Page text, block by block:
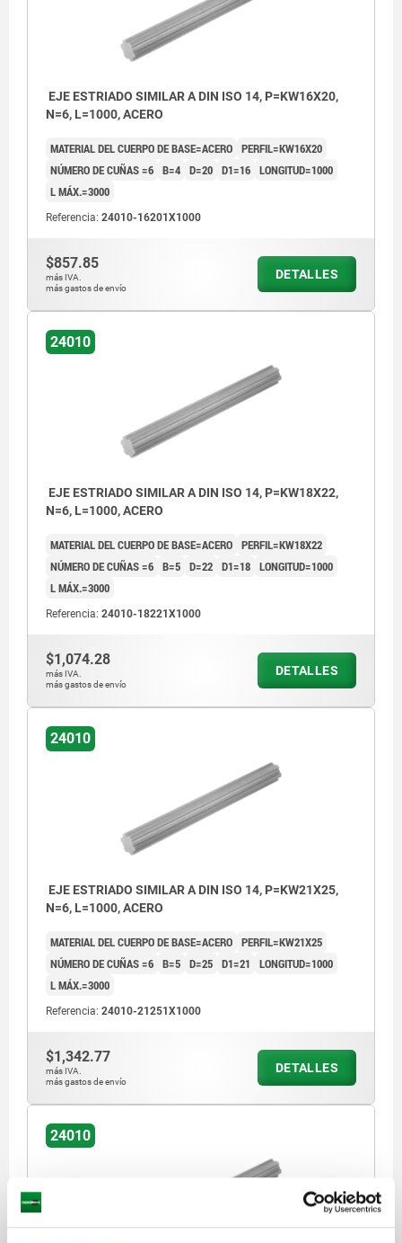
EJE ESTRIADO SIMILAR A DIN ISO 14, P=KW16X20,
N=6, L=1000, ACERO
MATERIAL DEL CUERPO DE BASE=ACERO PERFIL=KW16X20
NÚMERO DE CUÑAS =6 B=4 D=20 D1=16 LONGITUD=1000
L MÁX.=3000
Referencia: 24010-16201X1000
$857.85
más IVA.
más gastos de envío
DETALLES
24010
EJE ESTRIADO SIMILAR A DIN ISO 14, P=KW18X22,
N=6, L=1000, ACERO
MATERIAL DEL CUERPO DE BASE=ACERO PERFIL=KW18X22
NÚMERO DE CUÑAS =6 B=5 D=22 D1=18 LONGITUD=1000
L MÁX.=3000
Referencia: 24010-18221X1000
$1,074.28
más IVA.
más gastos de envío
DETALLES
24010
EJE ESTRIADO SIMILAR A DIN ISO 14, P=KW21X25,
N=6, L=1000, ACERO
MATERIAL DEL CUERPO DE BASE=ACERO PERFIL=KW21X25
NÚMERO DE CUÑAS =6 B=5 D=25 D1=21
LONGITUD=1000
L MÁX.=3000
Referencia: 24010-21251X1000
$1,342.77
más IVA.
más gastos de envío
DETALLES
24010